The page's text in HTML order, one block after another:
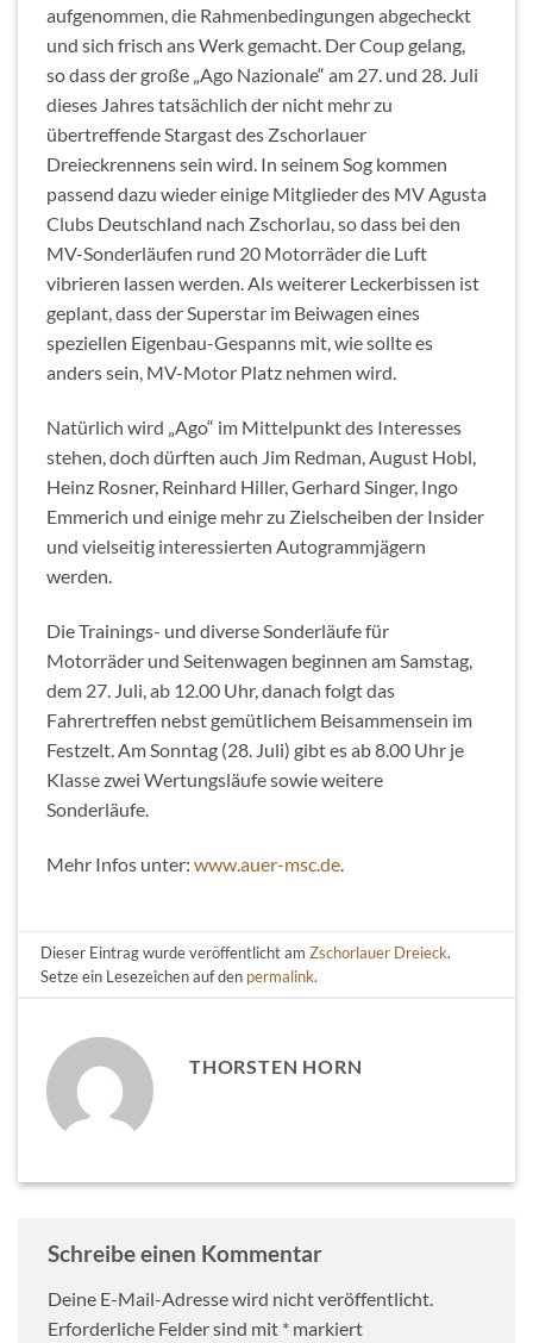
aufgenommen, die Rahmenbedingungen abgecheckt
und sich frisch ans Werk gemacht. Der Coup gelang,
so dass der große „Ago Nazionale“ am 27. und 28. Juli
dieses Jahres tatsächlich der nicht mehr zu
übertreffende Stargast des Zschorlauer
Dreieckrennens sein wird. In seinem Sog kommen
passend dazu wieder einige Mitglieder des MV Agusta
Clubs Deutschland nach Zschorlau, so dass bei den
MV-Sonderläufen rund 20 Motorräder die Luft
vibrieren lassen werden. Als weiterer Leckerbissen ist
geplant, dass der Superstar im Beiwagen eines
speziellen Eigenbau-Gespanns mit, wie sollte es
anders sein, MV-Motor Platz nehmen wird.
Natürlich wird „Ago“ im Mittelpunkt des Interesses
stehen, doch dürften auch Jim Redman, August Hobl,
Heinz Rosner, Reinhard Hiller, Gerhard Singer, Ingo
Emmerich und einige mehr zu Zielscheiben der Insider
und vielseitig interessierten Autogrammjägern
werden.
Die Trainings- und diverse Sonderläufe für
Motorräder und Seitenwagen beginnen am Samstag,
dem 27. Juli, ab 12.00 Uhr, danach folgt das
Fahrertreffen nebst gemütlichem Beisammensein im
Festzelt. Am Sonntag (28. Juli) gibt es ab 8.00 Uhr je
Klasse zwei Wertungsläufe sowie weitere
Sonderläufe.
Mehr Infos unter: www.auer-msc.de
Dieser Eintrag wurde veröffentlicht amZschorlauer Dreieck.
Setze ein Lesezeichen auf den permalink.
THORSTEN HORN
Schreibe einen Kommentar
Deine E-Mail-Adresse wird nicht veröffentlicht.
Erforderliche Felder sind mit * markiert